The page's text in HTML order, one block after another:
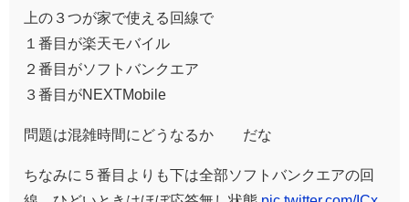
上の３つが家で使える回線で
１番目が楽天モバイル
２番目がソフトバンクエア
３番目がNEXTMobile
問題は混雑時間にどうなるか だな
ちなみに５番目よりも下は全部ソフトバンクエアの回